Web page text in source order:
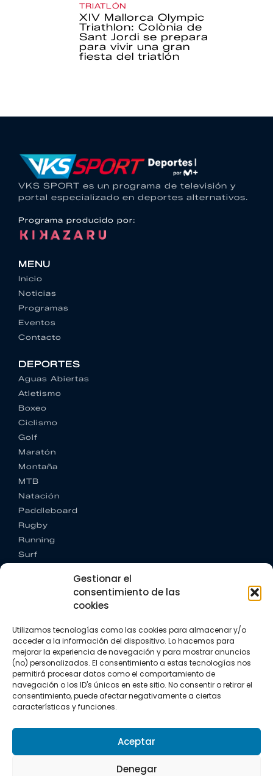
Gestionar el
consentimiento de las
cookies
Utilizamos tecnologías como las cookies para almacenar y/o
acceder a la información del dispositivo. Lo hacemos para
mejorar la experiencia de navegación y para mostrar anuncios
(no) personalizados. El consentimiento a estas tecnologías nos
permitirá procesar datos como el comportamiento de
navegación o los ID's únicos en este sitio. No consentir o retirar el
consentimiento, puede afectar negativamente a ciertas
características y funciones.
Aceptar
Denegar
TRIATLÓN
XIV Mallorca Olympic
Triathlon: Colònia de
Sant Jordi se prepara
para vivir una gran
fiesta del triatlón
VKS SPORT es un programa de televisión y
portal especializado en deportes alternativos.
Programa producido por:
MENU
Inicio
Noticias
Programas
Eventos
Contacto
DEPORTES
Aguas Abiertas
Atletismo
Boxeo
Ciclismo
Golf
Maratón
Montaña
MTB
Natación
Paddleboard
Rugby
Running
Surf
CONTACTO
+34 662 342 177
info@vkssport.com
SÍGUENOS
Política de privacidad
Política de cookies